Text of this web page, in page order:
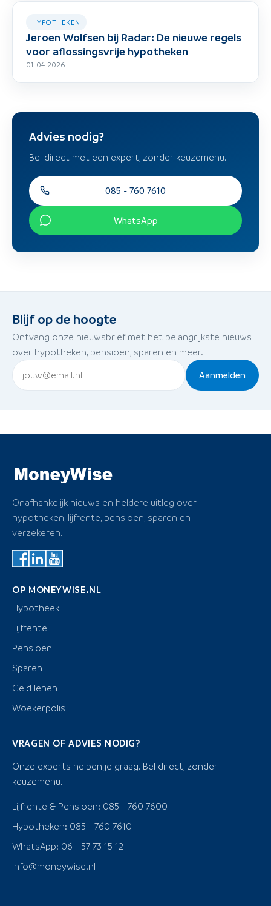
HYPOTHEKEN
Jeroen Wolfsen bij Radar: De nieuwe regels
voor aflossingsvrije hypotheken
01-04-2026
Advies nodig?
Bel direct met een expert, zonder keuzemenu.
085 - 760 7610
WhatsApp
Blijf op de hoogte
Ontvang onze nieuwsbrief met het belangrijkste nieuws
over hypotheken, pensioen, sparen en meer.
Aanmelden
Onafhankelijk nieuws en heldere uitleg over
hypotheken, lijfrente, pensioen, sparen en
verzekeren.
OP MONEYWISE.NL
Hypotheek
Lijfrente
Pensioen
Sparen
Geld lenen
Woekerpolis
VRAGEN OF ADVIES NODIG?
Onze experts helpen je graag. Bel direct, zonder
keuzemenu.
Lijfrente & Pensioen: 085 - 760 7600
Hypotheken: 085 - 760 7610
WhatsApp: 06 - 57 73 15 12
info@moneywise.nl